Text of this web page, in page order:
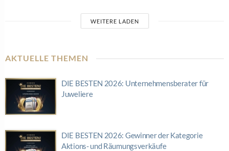
WEITERE LADEN
AKTUELLE THEMEN
DIE BESTEN 2026: Unternehmensberater für
Juweliere
DIE BESTEN 2026: Gewinner der Kategorie
Aktions- und Räumungsverkäufe